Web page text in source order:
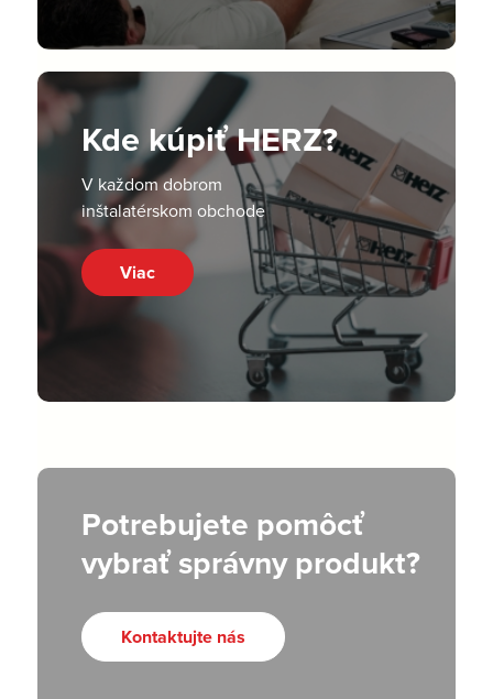
Kde kúpiť HERZ?
V každom dobrom
inštalatérskom obchode
Viac
Potrebujete pomôcť
vybrať správny produkt?
Kontaktujte nás